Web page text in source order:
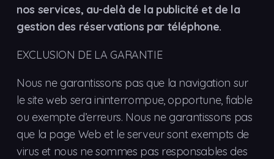
nos services, au-delà de la publicité et de la
gestion des réservations par téléphone.
EXCLUSION DE LA GARANTIE
Nous ne garantissons pas que la navigation sur
le site web sera ininterrompue, opportune, fiable
ou exempte d’erreurs. Nous ne garantissons pas
que la page Web et le serveur sont exempts de
virus et nous ne sommes pas responsables des